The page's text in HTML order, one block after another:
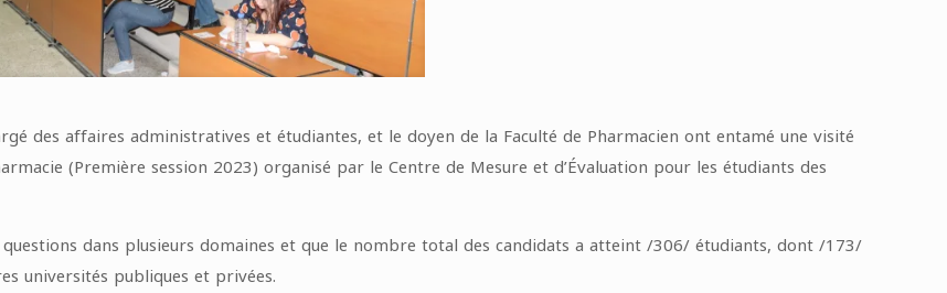
des affaires administratives et étudiantes, et le doyen de la Faculté de Pharmacien ont entamé une visité
(Première session 2023) organisé par le Centre de Mesure et d’Évaluation pour les étudiants des
dans plusieurs domaines et que le nombre total des candidats a atteint /306/ étudiants, dont /173/
universités publiques et privées.